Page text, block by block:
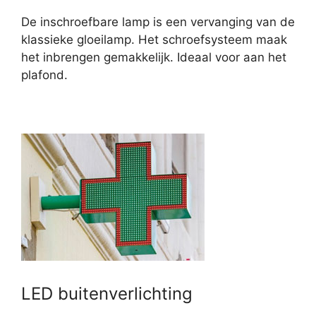
De inschroefbare lamp is een vervanging van de
klassieke gloeilamp. Het schroefsysteem maak
het inbrengen gemakkelijk. Ideaal voor aan het
plafond.
LED buitenverlichting